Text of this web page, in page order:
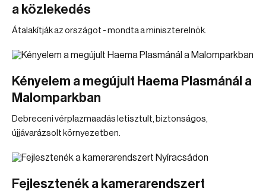
a közlekedés
Átalakítják az országot - mondta a miniszterelnök.
Kényelem a megújult Haema Plasmánál a
Malomparkban
Debreceni vérplazmaadás letisztult, biztonságos,
újjávarázsolt környezetben.
Fejlesztenék a kamerarendszert